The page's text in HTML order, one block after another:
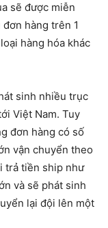
sẽ được miễn
hàng trên 1
hàng hóa khác
sinh nhiều trục
Việt Nam. Tuy
đơn hàng có số
vận chuyển theo
trả tiền ship như
và sẽ phát sinh
lại đội lên một